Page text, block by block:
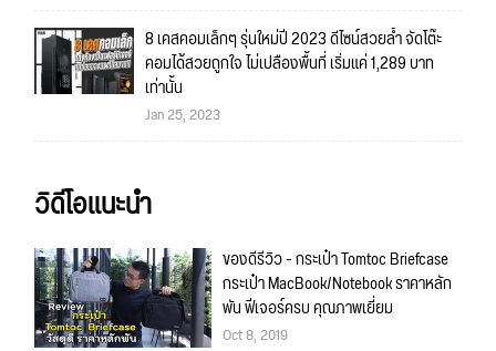
8 เคสคอมเล็กๆ รุ่นใหม่ปี 2023 ดีไซน์สวยล้ำ จัดโต๊ะ
คอมได้สวยถูกใจ ไม่เปลืองพื้นที่ เริ่มแค่ 1,289 บาท
เท่านั้น
Jan 25, 2023
วิดีโอแนะนำ
ของดีรีวิว - กระเป๋า Tomtoc Briefcase
กระเป๋า MacBook/Notebook ราคาหลัก
พัน ฟีเจอร์ครบ คุณภาพเยี่ยม
Oct 8, 2019